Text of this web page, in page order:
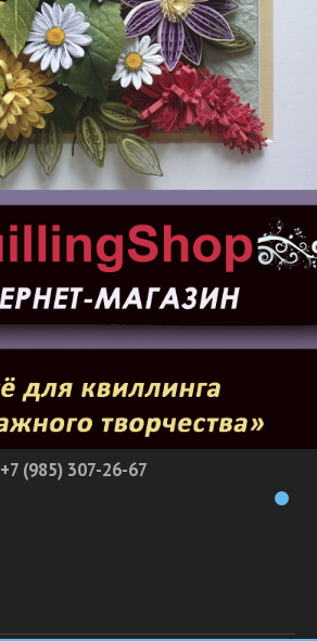
+7 (985) 307-26-67